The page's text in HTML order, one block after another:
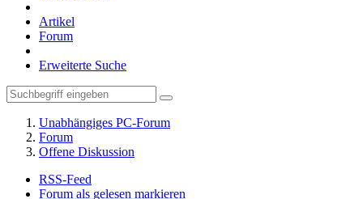
Artikel
Forum
Erweiterte Suche
Unabhängiges PC-Forum
Forum
Offene Diskussion
RSS-Feed
Forum als gelesen markieren